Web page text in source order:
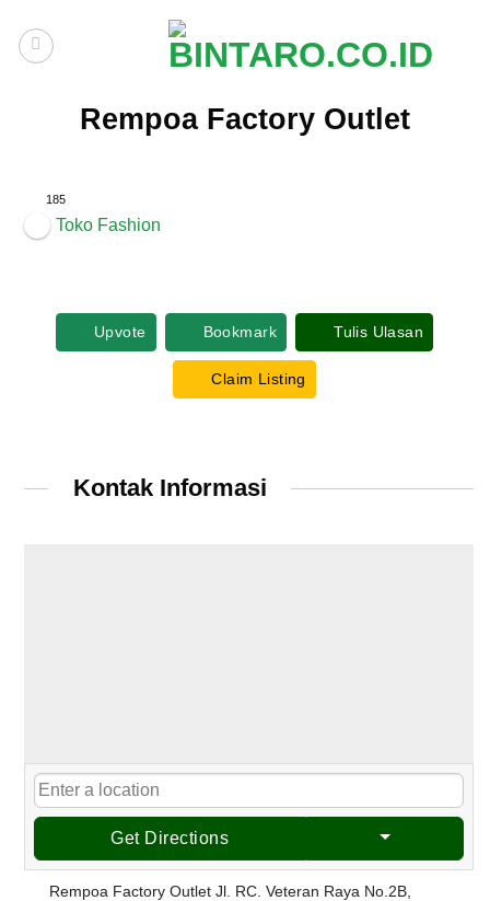
content
Rempoa Factory Outlet
185
Toko Fashion
Upvote Bookmark Tulis Ulasan
Claim Listing
Kontak Informasi
Get Directions
Rempoa Factory Outlet Jl. RC. Veteran Raya No.2B,